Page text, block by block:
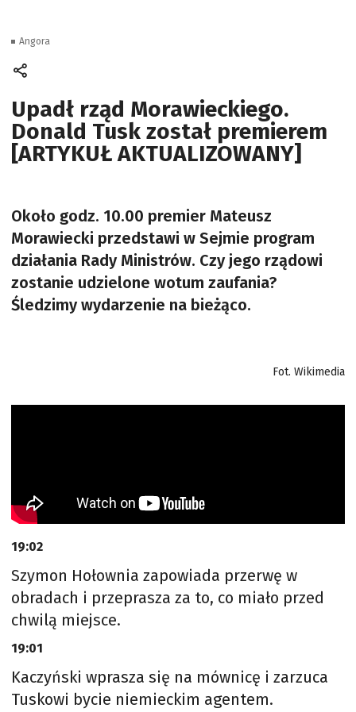
Upadł rząd Morawieckiego.
Donald Tusk został premierem
[ARTYKUŁ AKTUALIZOWANY]
Około godz. 10.00 premier Mateusz
Morawiecki przedstawi w Sejmie program
działania Rady Ministrów. Czy jego rządowi
zostanie udzielone wotum zaufania?
Śledzimy wydarzenie na bieżąco.
Fot. Wikimedia
19:02
Szymon Hołownia zapowiada przerwę w
obradach i przeprasza za to, co miało przed
chwilą miejsce.
19:01
Kaczyński wprasza się na mównicę i zarzuca
Tuskowi bycie niemieckim agentem.
Angora